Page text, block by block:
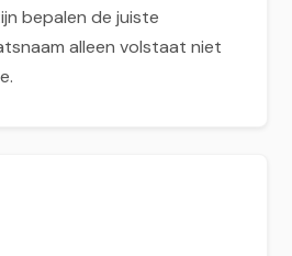
bepalen de juiste
alleen volstaat niet